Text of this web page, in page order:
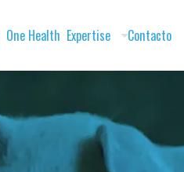
One Health Expertise Contacto